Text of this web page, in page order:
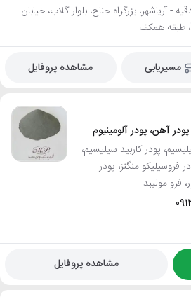
محله صادقيه - آرياشهر، بزرگراه جناح، بلوار گلاب، خیابان
مسیریابی مشاهده پروفایل
آهن، پودر آلومینیوم
پودر کاربید سیلیسیم،
فروسیلیکو منگنز، پودر
فرو مولیبد...
مشاهده پروفایل